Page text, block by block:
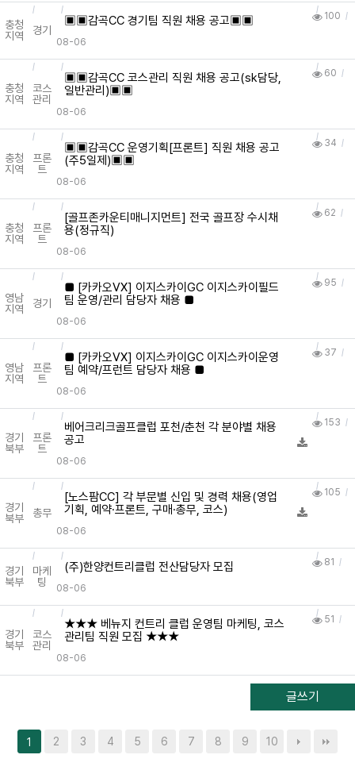
충청
지역
경기
▣▣감곡CC 경기팀 직원 채용 공고▣▣
08-06
100
충청
지역
코스
관리
▣▣감곡CC 코스관리 직원 채용 공고(sk담당,
일반관리)▣▣
08-06
60
충청
지역
프론
트
▣▣감곡CC 운영기획[프론트] 직원 채용 공고
(주5일제)▣▣
08-06
34
충청
지역
프론
트
[골프존카운티매니지먼트] 전국 골프장 수시채
용(정규직)
08-06
62
영남
지역
경기
■ [카카오VX] 이지스카이GC 이지스카이필드
팀 운영/관리 담당자 채용 ■
08-06
95
영남
지역
프론
트
■ [카카오VX] 이지스카이GC 이지스카이운영
팀 예약/프런트 담당자 채용 ■
08-06
37
경기
북부
프론
트
베어크리크골프클럽 포천/춘천 각 분야별 채용
공고
08-06
153
경기
북부
총무
[노스팜CC] 각 부문별 신입 및 경력 채용(영업
기획, 예약·프론트, 구매·총무, 코스)
08-06
105
경기
북부
마케
팅
(주)한양컨트리클럽 전산담당자 모집
08-06
81
경기
북부
코스
관리
★★★ 베뉴지 컨트리 클럽 운영팀 마케팅, 코스
관리팀 직원 모집 ★★★
08-06
51
글쓰기
1 2 3 4 5 6 7 8 9 10